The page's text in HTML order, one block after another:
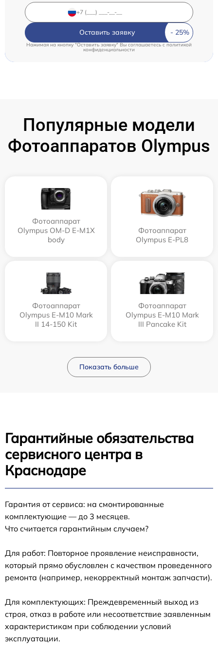
Оставить заявку
Нажимая на кнопку "Оставить заявку" Вы соглашаетесь cполитикой
конфиденциальности
Популярные модели
Фотоаппаратов Olympus
Фотоаппарат
Olympus OM-D E-M1X
body
Фотоаппарат
Olympus E-PL8
Фотоаппарат
Olympus E‑M10 Mark
II 14-150 Kit
Фотоаппарат
Olympus E-M10 Mark
III Pancake Kit
Показать больше
Гарантийные обязательства
сервисного центра в
Краснодаре
Гарантия от сервиса: на смонтированные
комплектующие — до 3 месяцев.
Что считается гарантийным случаем?
Для работ: Повторное проявление неисправности,
который прямо обусловлен с качеством проведенного
ремонта (например, некорректный монтаж запчасти).
Для комплектующих: Преждевременный выход из
строя, отказ в работе или несоответствие заявленным
характеристикам при соблюдении условий
эксплуатации.